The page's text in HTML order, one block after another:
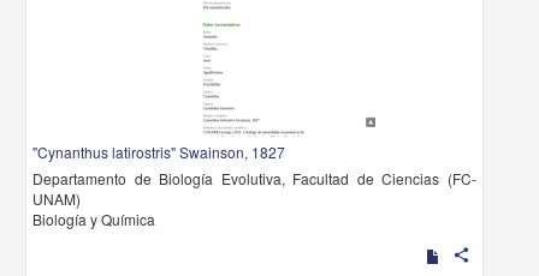
"Cynanthus latirostris" Swainson, 1827
Departamento de Biología Evolutiva, Facultad de Ciencias (FC-
UNAM)
Biología y Química
share